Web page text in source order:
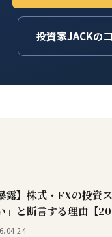
投資家JACKの
露】株式・FXの投資
」と断言する理由【